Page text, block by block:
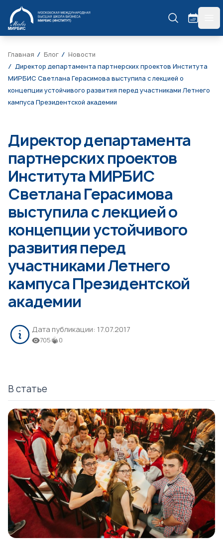
МИРБИС
Главная Блог
Новости
Директор департамента партнерских проектов Института
МИРБИС Светлана Герасимова выступила с лекцией о
концепции устойчивого развития перед участниками Летнего
кампуса Президентской академии
Директор департамента
партнерских проектов
Института МИРБИС
Светлана Герасимова
выступила с лекцией о
концепции устойчивого
развития перед
участниками Летнего
кампуса Президентской
академии
Дата публикации: 17.07.2017
705 0
В статье